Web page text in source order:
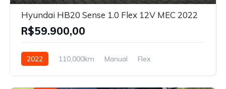
Hyundai HB20 Sense 1.0 Flex 12V MEC 2022
R$59.900,00
2022 110,000km Manual Flex